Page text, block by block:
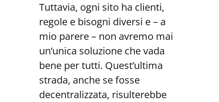
Tuttavia, ogni sito ha clienti,
regole e bisogni diversi e – a
mio parere – non avremo mai
un’unica soluzione che vada
bene per tutti. Quest’ultima
strada, anche se fosse
decentralizzata, risulterebbe